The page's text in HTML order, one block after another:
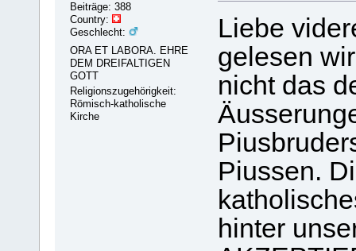
Beiträge: 388
Country:
Geschlecht:
ORA ET LABORA. EHRE
DEM DREIFALTIGEN
GOTT
Religionszugehörigkeit:
Römisch-katholische
Kirche
Liebe
gelesen
nicht das
Piussen.
hinter